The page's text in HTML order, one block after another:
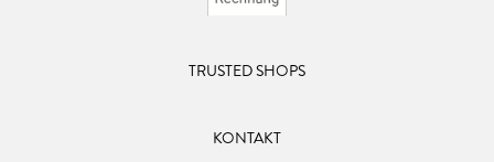
TRUSTED SHOPS
KONTAKT